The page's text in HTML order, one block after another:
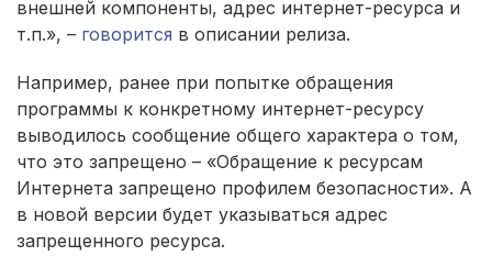
внешней компоненты, адрес интернет-ресурса и
т.п.», – говорится в описании релиза.
Например, ранее при попытке обращения
программы к конкретному интернет-ресурсу
выводилось сообщение общего характера о том,
что это запрещено – «Обращение к ресурсам
Интернета запрещено профилем безопасности». А
в новой версии будет указываться адрес
запрещенного ресурса.